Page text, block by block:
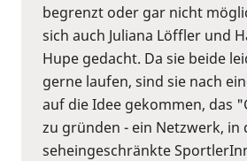
begrenzt oder gar nicht
sich auch Juliana Löffler und
Hupe gedacht. Da sie beide
gerne laufen, sind sie nach
auf die Idee gekommen, das
zu gründen - ein Netzwerk, in
seheingeschränkte